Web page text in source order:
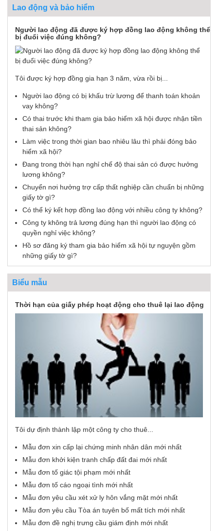
Lao động và bảo hiểm
Người lao động đã được ký hợp đồng lao động không thể
bị đuổi việc đúng không?
Tôi được ký hợp đồng gia hạn 3 năm, vừa rồi bị...
Người lao động có bị khấu trừ lương để thanh toán khoản
vay không?
Có thai trước khi tham gia bảo hiểm xã hội được nhận tiền
thai sản không?
Làm việc trong thời gian bao nhiêu lâu thì phải đóng bảo
hiểm xã hội?
Đang trong thời hạn nghỉ chế độ thai sản có được hưởng
lương không?
Chuyển nơi hưởng trợ cấp thất nghiệp cần chuẩn bị những
giấy tờ gì?
Có thể ký kết hợp đồng lao động với nhiều công ty không?
Công ty không trả lương đúng hạn thì người lao động có
quyền nghỉ việc không?
Hồ sơ đăng ký tham gia bảo hiểm xã hội tự nguyện gồm
những giấy tờ gì?
Biểu mẫu
Thời hạn của giấy phép hoạt động cho thuê lại lao động
Tôi dự định thành lập một công ty cho thuê...
Mẫu đơn xin cấp lại chứng minh nhân dân mới nhất
Mẫu đơn khởi kiện tranh chấp đất đai mới nhất
Mẫu đơn tố giác tội phạm mới nhất
Mẫu đơn tố cáo ngoại tình mới nhất
Mẫu đơn yêu cầu xét xử ly hôn vắng mặt mới nhất
Mẫu đơn yêu cầu Tòa án tuyên bố mất tích mới nhất
Mẫu đơn đề nghị trưng cầu giám định mới nhất